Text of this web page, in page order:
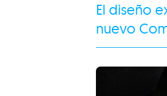
El diseño
nuevo